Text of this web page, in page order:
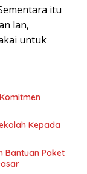
itu
lan,
untuk
Kepada
Bantuan Paket